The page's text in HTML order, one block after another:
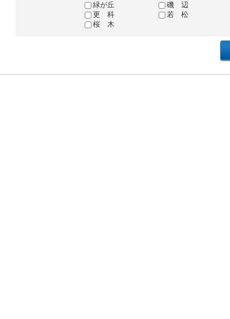
緑が丘
磯 辺
更 科
若 松
桜 木